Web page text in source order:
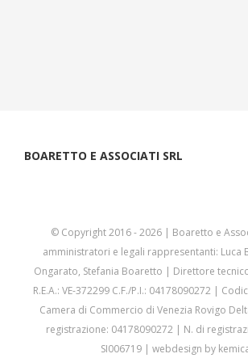
BOARETTO E ASSOCIATI SRL
© Copyright 2016 -2026 | Boaretto e
amministratori e legali rappresentanti: Luca
Ongarato, Stefania Boaretto | Direttore
R.E.A.: VE-372299 C.F./P.I.: 04178090272 |
Camera di Commercio di Venezia Rovigo
registrazione: 04178090272 | N. di
SI006719 | webdesign by